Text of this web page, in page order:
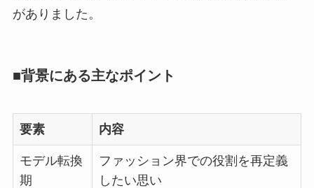
がありました。
■背景にある主なポイント
要素 内容
モデル転換
期
ファッション界での役割を再定義
したい思い